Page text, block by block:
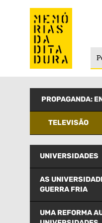
PROPAGANDA:
TELEVISÃO
UNIVERSIDADES
AS
GUERRA FRIA
UMA REFORMA